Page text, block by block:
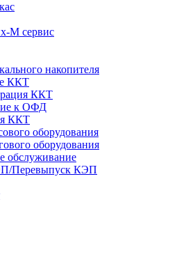
М сервис
накопителя
ККТ
ККТ
к ОФД
ККТ
оборудования
оборудования
обслуживание
Перевыпуск КЭП